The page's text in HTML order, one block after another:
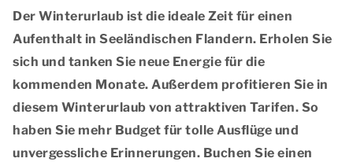
Der Winterurlaub ist die ideale Zeit für einen
Aufenthalt in Seeländischen Flandern. Erholen Sie
sich und tanken Sie neue Energie für die
kommenden Monate. Außerdem profitieren Sie in
diesem Winterurlaub von attraktiven Tarifen. So
haben Sie mehr Budget für tolle Ausflüge und
unvergessliche Erinnerungen. Buchen Sie einen